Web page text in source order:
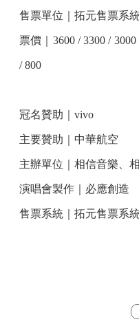
售票單位｜拓元售票系
票價｜3600 / 3300 /
/ 800
冠名贊助｜vivo
主要贊助｜中華航空
主辦單位｜相信音樂、
演唱會製作｜必應創造
售票系統｜拓元售票系